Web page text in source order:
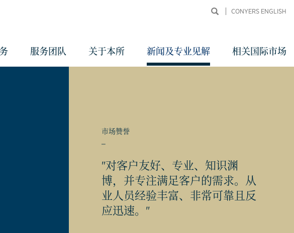
CONYERS ENGLISH
服务团队 关于本所 新闻及专业见解 相关国际市场
市场赞誉
"对客户友好、专业、知识渊
博，并专注满足客户的需求。从
业人员经验丰富、非常可靠且反
应迅速。"